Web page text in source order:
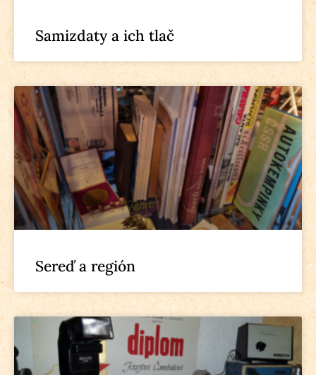
Samizdaty a ich tlač
Sereď a región